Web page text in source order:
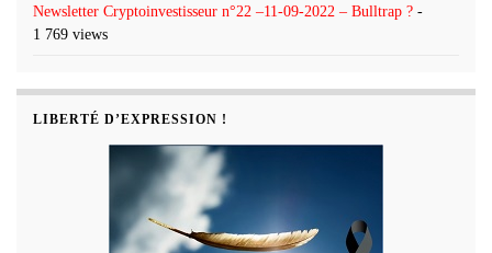
Newsletter Cryptoinvestisseur n°22 –11-09-2022 – Bulltrap ? -
1 769 views
LIBERTÉ D’EXPRESSION !